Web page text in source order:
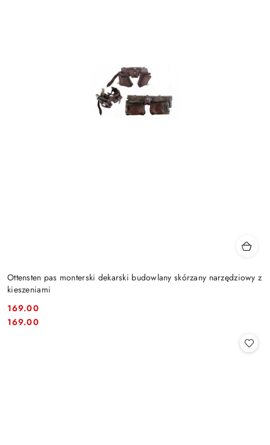
Ottensten pas monterski dekarski budowlany skórzany narzędziowy z
kieszeniami
Cena:
169.00
Cena:
169.00